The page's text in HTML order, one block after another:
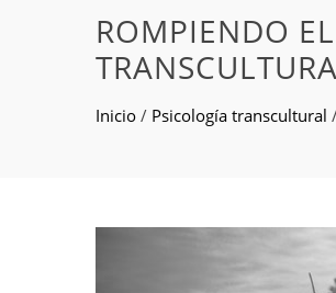
ROMPIENDO
Inicio / Psicología transcultural